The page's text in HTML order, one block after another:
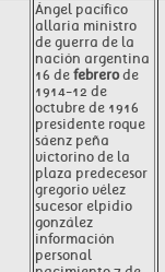
Ángel pacífico
allaria ministro
de guerra de la
nación argentina
16 de febrerode
1914-12 de
octubre de 1916
presidente roque
sáenz peña
victorino de la
plaza predecesor
gregorio vélez
sucesor elpidio
gonzález
información
personal